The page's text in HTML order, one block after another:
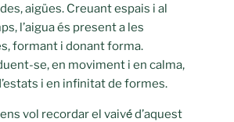
aigües. Creuant espais i al
l’aigua és present a les
formant i donant forma.
se, en moviment i en calma,
i en infinitat de formes.
ens vol recordar el vaivé́ d’aquest